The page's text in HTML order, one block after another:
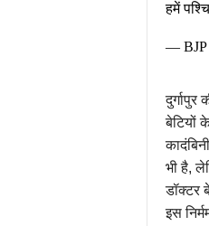
हमें
— BJP
दुर्गापुर
बेटियों
भी है,
डॉक्टर
इस